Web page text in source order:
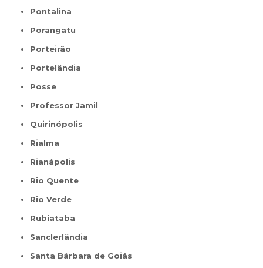
Pontalina
Porangatu
Porteirão
Portelândia
Posse
Professor Jamil
Quirinópolis
Rialma
Rianápolis
Rio Quente
Rio Verde
Rubiataba
Sanclerlândia
Santa Bárbara de Goiás